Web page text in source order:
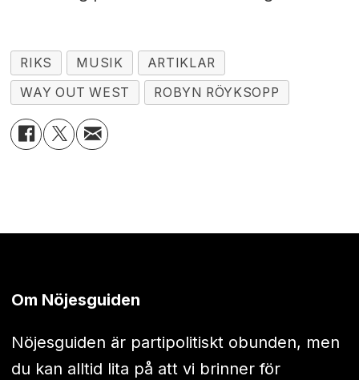
RIKS MUSIK
ARTIKLAR
WAY OUT WEST
ROBYN RÖYKSOPP
Om Nöjesguiden
Nöjesguiden är partipolitiskt obunden, men
du kan alltid lita på att vi brinner för